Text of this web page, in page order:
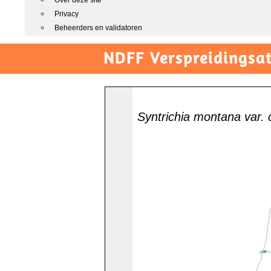
Privacy
Beheerders en validatoren
NDFF